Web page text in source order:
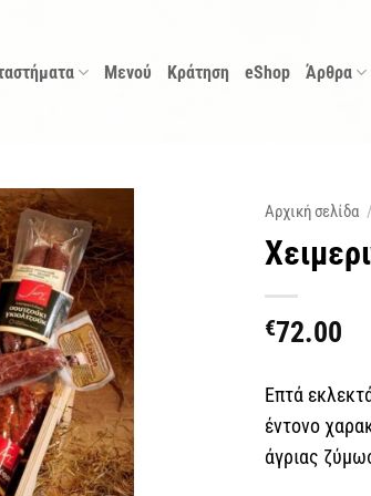
Μενού Κράτηση eShop Άρθρα
Αρχική σελίδα /
€72.00
Επτά
έντονο
άγριας